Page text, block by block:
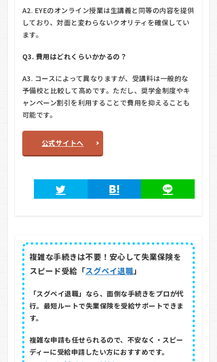
A2. EYEのオンライン授業は生講義と同等の内容を提供
しており、対面と変わらないクオリティを確保してい
ます。
Q3. 費用はどれくらいかかるの？
A3. コースによって異なりますが、受講料は一般的な
予備校と比較して高めです。ただし、奨学金制度やキ
ャンペーン割引を利用することで費用を抑えることも
可能です。
公式サイトへ
複雑な手続きは不要！安心して失業保険を
スピード受給「スグペイ退職」
「スグペイ退職」なら、面倒な手続きをプロが代
行。最短ルートで失業保険を受給サポートできま
す。
複雑な申請も任せられるので、不安なく・スピー
ディーに受給申請したい方におすすめです。